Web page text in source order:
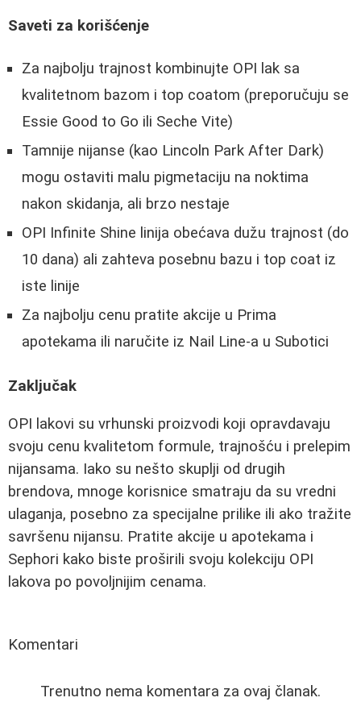
Saveti za korišćenje
Za najbolju trajnost kombinujte OPI lak sa
kvalitetnom bazom i top coatom (preporučuju se
Essie Good to Go ili Seche Vite)
Tamnije nijanse (kao Lincoln Park After Dark)
mogu ostaviti malu pigmetaciju na noktima
nakon skidanja, ali brzo nestaje
OPI Infinite Shine linija obećava dužu trajnost (do
10 dana) ali zahteva posebnu bazu i top coat iz
iste linije
Za najbolju cenu pratite akcije u Prima
apotekama ili naručite iz Nail Line-a u Subotici
Zaključak
OPI lakovi su vrhunski proizvodi koji opravdavaju
svoju cenu kvalitetom formule, trajnošću i prelepim
nijansama. Iako su nešto skuplji od drugih
brendova, mnoge korisnice smatraju da su vredni
ulaganja, posebno za specijalne prilike ili ako tražite
savršenu nijansu. Pratite akcije u apotekama i
Sephori kako biste proširili svoju kolekciju OPI
lakova po povoljnijim cenama.
Komentari
Trenutno nema komentara za ovaj članak.